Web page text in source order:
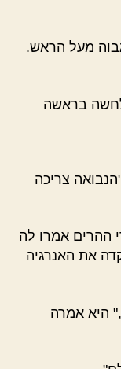
מעל הראש.
בראשה
צריכה
ההרים אמרו לה
את האנרגיה
היא אמרה